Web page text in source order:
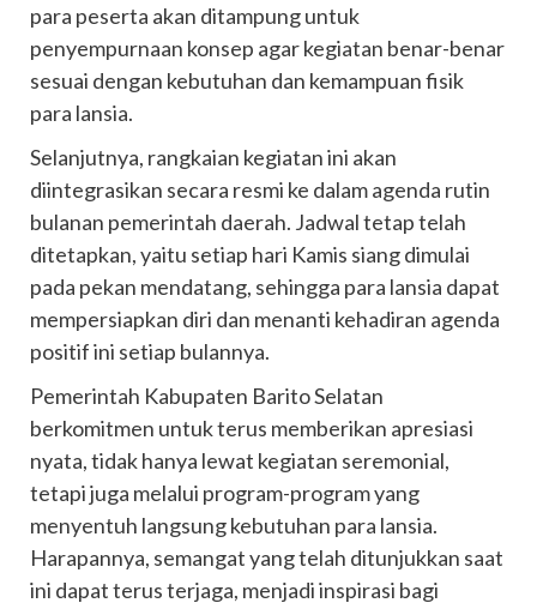
para peserta akan ditampung untuk
penyempurnaan konsep agar kegiatan benar-benar
sesuai dengan kebutuhan dan kemampuan fisik
para lansia.
Selanjutnya, rangkaian kegiatan ini akan
diintegrasikan secara resmi ke dalam agenda rutin
bulanan pemerintah daerah. Jadwal tetap telah
ditetapkan, yaitu setiap hari Kamis siang dimulai
pada pekan mendatang, sehingga para lansia dapat
mempersiapkan diri dan menanti kehadiran agenda
positif ini setiap bulannya.
Pemerintah Kabupaten Barito Selatan
berkomitmen untuk terus memberikan apresiasi
nyata, tidak hanya lewat kegiatan seremonial,
tetapi juga melalui program-program yang
menyentuh langsung kebutuhan para lansia.
Harapannya, semangat yang telah ditunjukkan saat
ini dapat terus terjaga, menjadi inspirasi bagi